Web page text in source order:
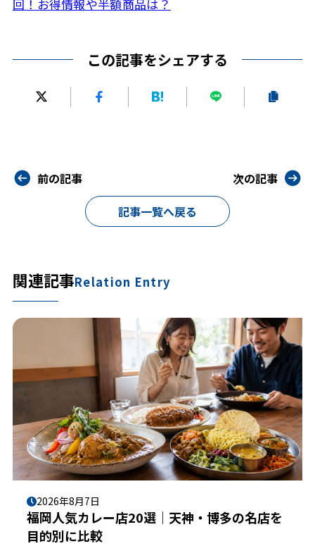
回！お得情報や半額商品は？
この記事をシェアする
前の記事
記事一覧へ戻る
次の記事
関連記事Relation Entry
2026年8月7日
福岡人気カレー店20選｜天神・博多の名店を
目的別に比較